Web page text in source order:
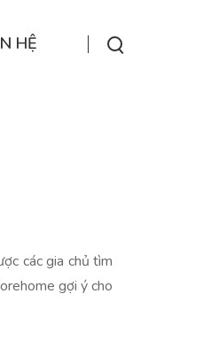
HỆ
các gia chủ tìm
gợi ý cho